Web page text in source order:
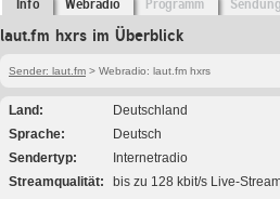
Info Webradio Programm
laut.fm hxrs im Überblick
Sender: laut.fm > Webradio: laut.fm hxrs
Land
Deutschland
Sprache
Deutsch
Sendertyp
Internetradio
Streamqualität
bis zu 128 kbit/s Live-